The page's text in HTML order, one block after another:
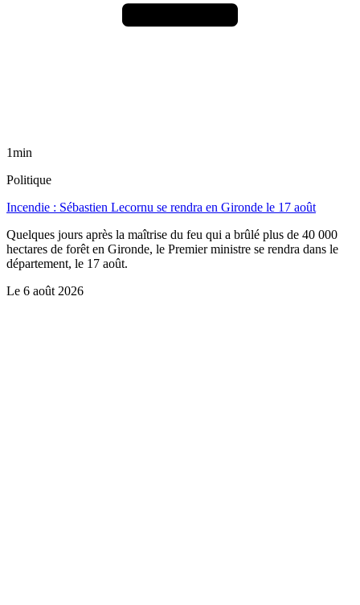
1min
Politique
Incendie : Sébastien Lecornu se rendra en Gironde le 17 août
Quelques jours après la maîtrise du feu qui a brûlé plus de 40 000
hectares de forêt en Gironde, le Premier ministre se rendra dans le
département, le 17 août.
Le 6 août 2026